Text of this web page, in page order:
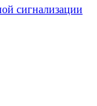
сигнализации